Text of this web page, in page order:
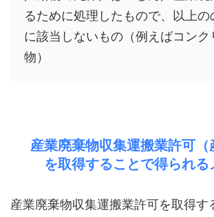
るために処理したもので、以上の
に該当しないもの（例えばコン
物）
産業廃棄物収集運搬業許可（
を取得することで得られる
産業廃棄物収集運搬業許可を取得す